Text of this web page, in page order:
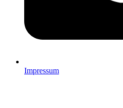
Impressum